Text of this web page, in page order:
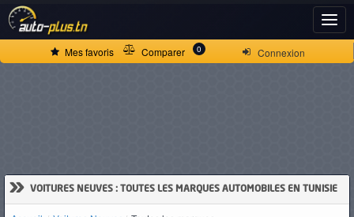
Connexion
Mes favoris Comparer 0
» VOITURES NEUVES : TOUTES LES MARQUES AUTOMOBILES EN TUNISIE
ACCUEIL